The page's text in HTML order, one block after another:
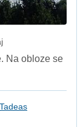
Na obloze se
Tadeas